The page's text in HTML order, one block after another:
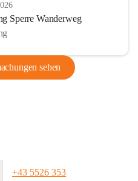
Sperre Wanderweg
sehen
+43 5526 353